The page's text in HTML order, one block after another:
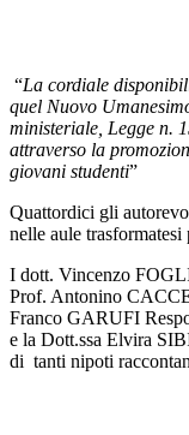
“La cordiale
quel Nuovo
ministeriale, Legge n.
attraverso la
giovani studenti”
Quattordici gli
nelle aule
I dott. Vincenzo
Prof. Antonino
Franco GARUFI
e la Dott.ssa Elvira
di tanti nipoti